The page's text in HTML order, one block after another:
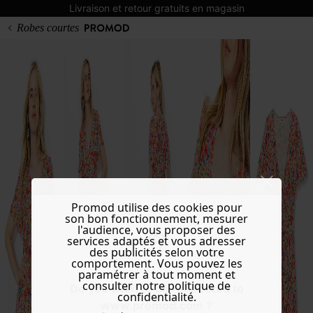
Livraison et retour gratuits en magasin
Do you want to be redirected to
www.promod.com ?
Robes courtes
Promod utilise des cookies pour
son bon fonctionnement, mesurer
l'audience, vous proposer des
services adaptés et vous adresser
des publicités selon votre
comportement. Vous pouvez les
paramétrer à tout moment et
consulter notre politique de
confidentialité.